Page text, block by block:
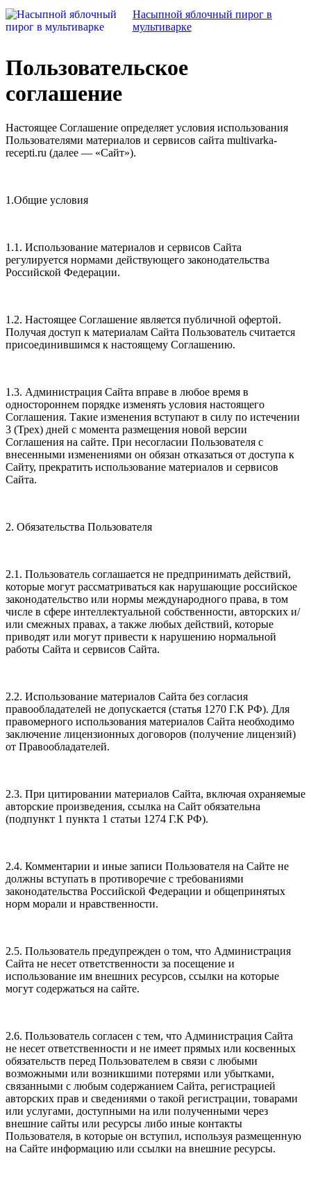
Насыпной яблочный пирог в
мультиварке
Пользовательское
соглашение
Настоящее Соглашение определяет условия использования
Пользователями материалов и сервисов сайта multivarka-
recepti.ru (далее — «Сайт»).
1.Общие условия
1.1. Использование материалов и сервисов Сайта
регулируется нормами действующего законодательства
Российской Федерации.
1.2. Настоящее Соглашение является публичной офертой.
Получая доступ к материалам Сайта Пользователь считается
присоединившимся к настоящему Соглашению.
1.3. Администрация Сайта вправе в любое время в
одностороннем порядке изменять условия настоящего
Соглашения. Такие изменения вступают в силу по истечении
3 (Трех) дней с момента размещения новой версии
Соглашения на сайте. При несогласии Пользователя с
внесенными изменениями он обязан отказаться от доступа к
Сайту, прекратить использование материалов и сервисов
Сайта.
2. Обязательства Пользователя
2.1. Пользователь соглашается не предпринимать действий,
которые могут рассматриваться как нарушающие российское
законодательство или нормы международного права, в том
числе в сфере интеллектуальной собственности, авторских и/
или смежных правах, а также любых действий, которые
приводят или могут привести к нарушению нормальной
работы Сайта и сервисов Сайта.
2.2. Использование материалов Сайта без согласия
правообладателей не допускается (статья 1270 Г.К РФ). Для
правомерного использования материалов Сайта необходимо
заключение лицензионных договоров (получение лицензий)
от Правообладателей.
2.3. При цитировании материалов Сайта, включая охраняемые
авторские произведения, ссылка на Сайт обязательна
(подпункт 1 пункта 1 статьи 1274 Г.К РФ).
2.4. Комментарии и иные записи Пользователя на Сайте не
должны вступать в противоречие с требованиями
законодательства Российской Федерации и общепринятых
норм морали и нравственности.
2.5. Пользователь предупрежден о том, что Администрация
Сайта не несет ответственности за посещение и
использование им внешних ресурсов, ссылки на которые
могут содержаться на сайте.
2.6. Пользователь согласен с тем, что Администрация Сайта
не несет ответственности и не имеет прямых или косвенных
обязательств перед Пользователем в связи с любыми
возможными или возникшими потерями или убытками,
связанными с любым содержанием Сайта, регистрацией
авторских прав и сведениями о такой регистрации, товарами
или услугами, доступными на или полученными через
внешние сайты или ресурсы либо иные контакты
Пользователя, в которые он вступил, используя размещенную
на Сайте информацию или ссылки на внешние ресурсы.